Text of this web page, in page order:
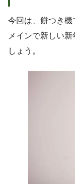
今回は、餅つき
メインで新しい
しょう。